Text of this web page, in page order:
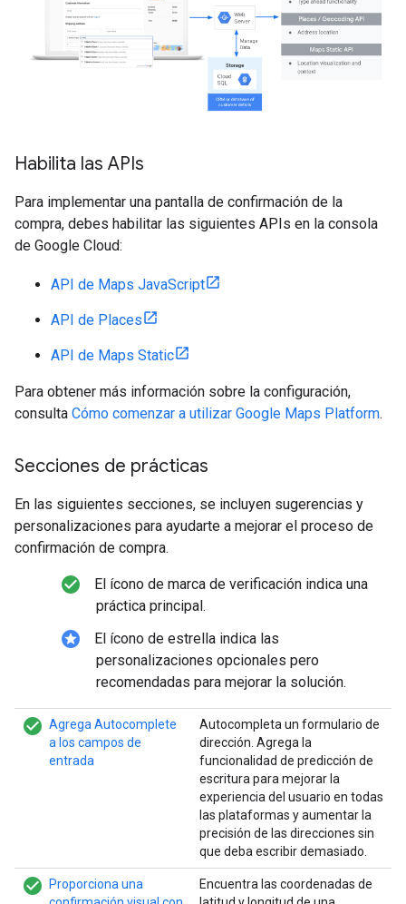
Habilita las APIs
Para implementar una pantalla de confirmación de la
compra, debes habilitar las siguientes APIs en la consola
de Google Cloud:
API de Maps JavaScript
API de Places
API de Maps Static
Para obtener más información sobre la configuración,
consulta Cómo comenzar a utilizar Google Maps Platform.
Secciones de prácticas
En las siguientes secciones, se incluyen sugerencias y
personalizaciones para ayudarte a mejorar el proceso de
confirmación de compra.
check_circle_filled
El ícono de marca de verificación indica una
práctica principal.
stars
El ícono de estrella indica las
personalizaciones opcionales pero
recomendadas para mejorar la solución.
check_circle_filled
Agrega Autocomplete
a los campos de
entrada
Autocompleta un formulario de
dirección. Agrega la
funcionalidad de predicción de
escritura para mejorar la
experiencia del usuario en todas
las plataformas y aumentar la
precisión de las direcciones sin
que deba escribir demasiado.
check_circle_filled
Proporciona una
Encuentra las coordenadas de